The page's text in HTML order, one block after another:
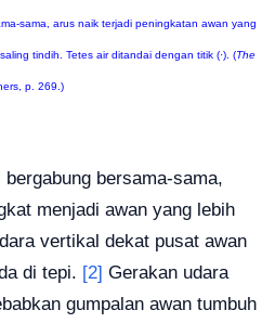
sama, arus naik terjadi peningkatan awan yang
tindih. Tetes air ditandai dengan titik (·).(The
p. 269.)
bersama-sama,
menjadi awan yang lebih
vertikal dekat pusat awan
di tepi. [2] Gerakan udara
gumpalan awan tumbuh